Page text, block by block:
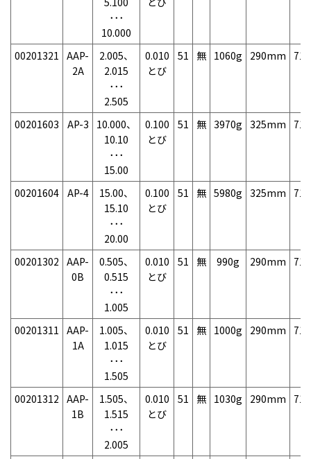
･･･
10.000
00201321 AAP-
2A
2.005、
2.015
･･･
2.505
0.010
とび
51 無 1060g 290mm
00201603 AP-3
10.000、
10.10
･･･
15.00
0.100
とび
51 無 3970g 325mm
00201604 AP-4
15.00、
15.10
･･･
20.00
0.100
とび
51 無 5980g 325mm
00201302 AAP-
0B
0.505、
0.515
･･･
1.005
0.010
とび
51 無 990g 290mm
00201311 AAP-
1A
1.005、
1.015
･･･
1.505
0.010
とび
51 無 1000g 290mm
00201312 AAP-
1B
1.505、
1.515
･･･
2.005
0.010
とび
51 無 1030g 290mm